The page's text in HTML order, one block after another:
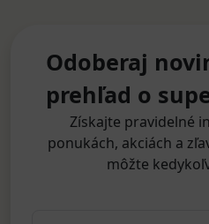
Odoberaj
prehľad o
Získajte pravidelné
ponukách, akciách a
môžte